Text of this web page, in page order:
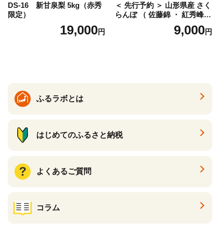
DS-16 新甘泉梨 5kg（赤秀
限定）
19,000円
＜ 先行予約 ＞ 山形県産 さく
らんぼ （ 佐藤錦 ・ 紅秀峰
） ご家庭用 M以上 700g 【20
26年6月下旬から7月上旬発
9,000円
ふるラボとは
はじめてのふるさと納税
よくあるご質問
コラム